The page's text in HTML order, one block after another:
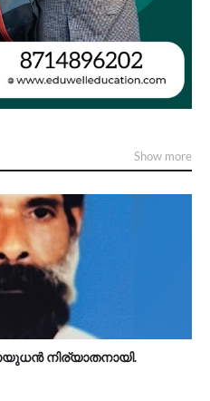
Show more
നിര്യാതനായി.